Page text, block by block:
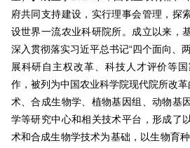
府共同支持建设，实行理事会管理，探
设世界一流农业科研院所。成立以来，
深入贯彻落实习近平总书记“四个面向、
展科研自主权改革、科技人才评价等
作，被列为中国农业科学院现代院所改
术、合成生物学、植物基因组、动物基
学等研究中心和相关技术平台，形成了
术和合成生物学技术为基础，以生物育